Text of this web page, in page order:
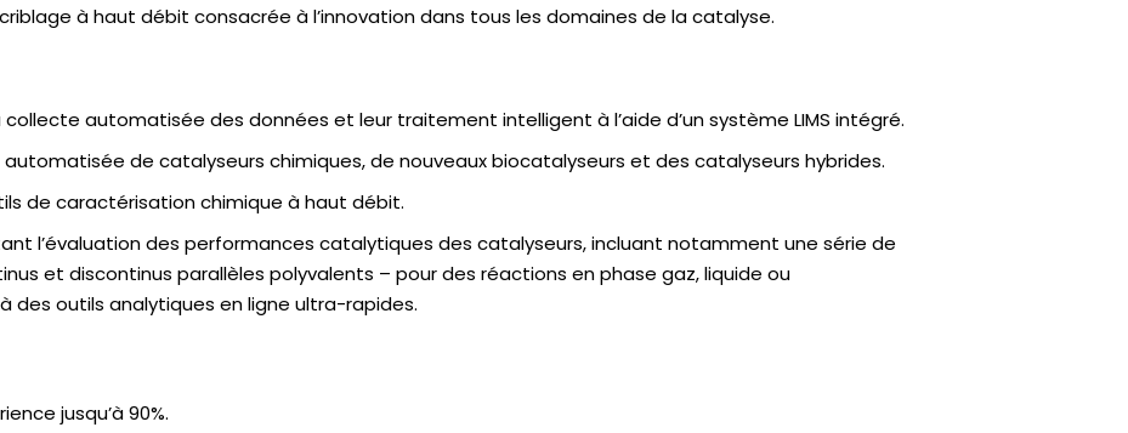
à haut débit consacrée à l’innovation dans tous les domaines de la catalyse.
collecte automatisée des données et leur traitement intelligent à l’aide d’un système LIMS intégré.
de catalyseurs chimiques, de nouveaux biocatalyseurs et des catalyseurs hybrides.
de caractérisation chimique à haut débit.
l’évaluation des performances catalytiques des catalyseurs, incluant notamment une série de
et discontinus parallèles polyvalents – pour des réactions en phase gaz, liquide ou
des outils analytiques en ligne ultra-rapides.
jusqu’à 90%.